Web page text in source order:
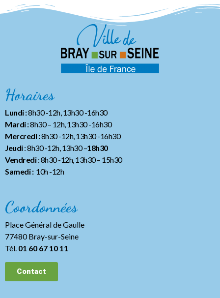
Horaires
Lundi :8h30 -12h, 13h30 -16h30
Mardi :8h30 – 12h, 13h30 -16h30
Mercredi :8h30 -12h, 13h30 -16h30
Jeudi: 8h30 -12h, 13h30 –18h30
Vendredi: 8h30 -12h, 13h30– 15h30
Samedi :10h -12h
Coordonnées
Place Général de Gaulle
77480 Bray-sur-Seine
Tél. 01 60 67 10 11
Contact